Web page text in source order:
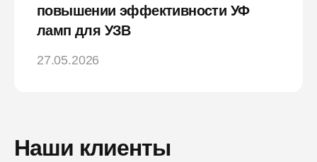
повышении эффективности УФ
ламп для УЗВ
27.05.2026
Наши клиенты